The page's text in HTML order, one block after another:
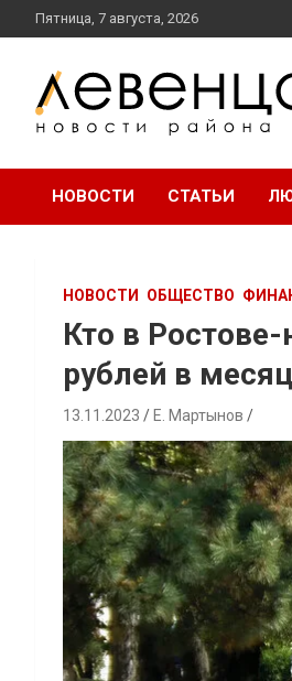
перейти
к
Пятница, 7 августа, 2026
НОВОСТИ СТАТЬИ
НОВОСТИ ОБЩЕСТВО
Кто в
рублей в месяц
13.11.2023 Е. Мартынов